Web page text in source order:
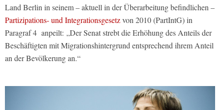
Land Berlin in seinem – aktuell in der Überarbeitung befindlichen –
Partizipations- und Integrationsgesetzvon 2010 (PartIntG) in
Paragraf 4 anpeilt: „Der Senat strebt die Erhöhung des Anteils der
Beschäftigten mit Migrationshintergrund entsprechend ihrem Anteil
an der Bevölkerung an.“